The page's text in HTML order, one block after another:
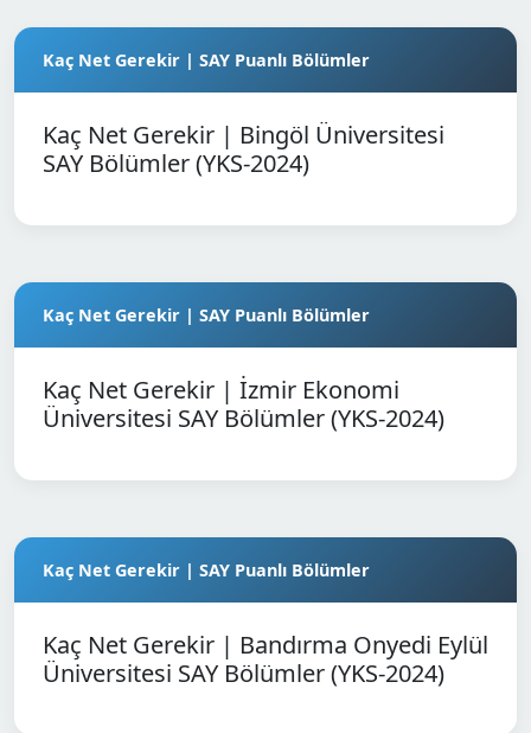
Kaç Net Gerekir | SAY Puanlı Bölümler
Kaç Net Gerekir | Bingöl Üniversitesi
SAY Bölümler (YKS-2024)
Kaç Net Gerekir | SAY Puanlı Bölümler
Kaç Net Gerekir | İzmir Ekonomi
Üniversitesi SAY Bölümler (YKS-2024)
Kaç Net Gerekir | SAY Puanlı Bölümler
Kaç Net Gerekir | Bandırma Onyedi Eylül
Üniversitesi SAY Bölümler (YKS-2024)